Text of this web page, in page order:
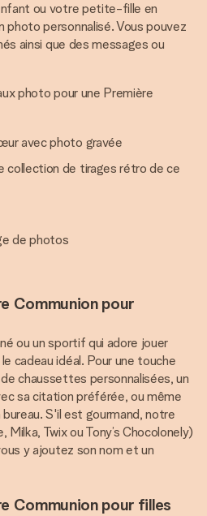
ou votre petite-fille en
photo personnalisé. Vous pouvez
ainsi que des messages ou
photo pour une Première
avec photo gravée
collection de tirages rétro de ce
de photos
Communion pour
ou un sportif qui adore jouer
cadeau idéal. Pour une touche
chaussettes personnalisées, un
sa citation préférée, ou même
S'il est gourmand, notre
Twix ou Tony’s Chocolonely)
y ajoutez son nom et un
Communion pour filles